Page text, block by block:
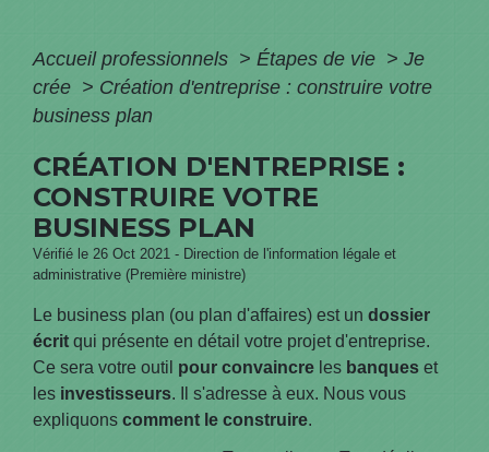
Accueil professionnels > Étapes de vie > Je
crée > Création d'entreprise : construire votre
business plan
CRÉATION D'ENTREPRISE :
CONSTRUIRE VOTRE
BUSINESS PLAN
Vérifié le 26 Oct 2021 - Direction de l'information légale et
administrative (Première ministre)
Le business plan (ou plan d'affaires) est un dossier
écrit qui présente en détail votre projet d'entreprise.
Ce sera votre outil pour convaincre les banques et
les investisseurs. Il s'adresse à eux. Nous vous
expliquons comment le construire.